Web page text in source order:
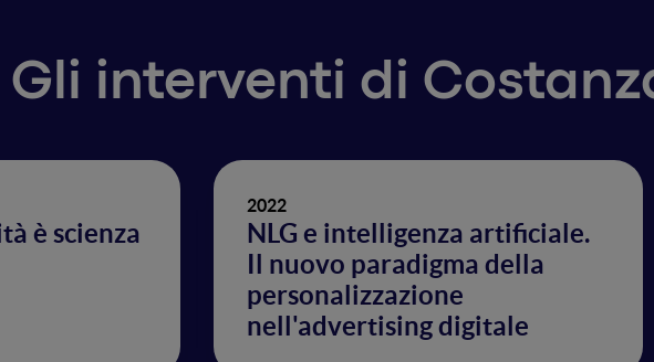
Gli interventi di
è scienza
2022
NLG e intelligenza artificiale.
Il nuovo paradigma della
personalizzazione
nell'advertising digitale